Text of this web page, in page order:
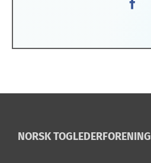
NORSK TOGLEDERFORENING